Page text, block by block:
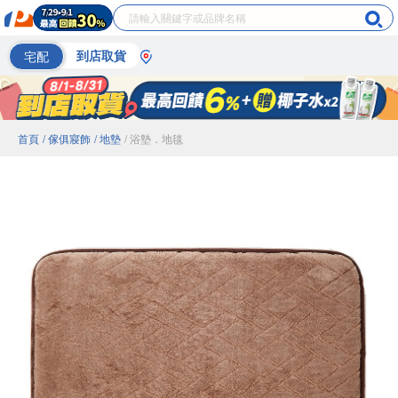
宅配 到店取貨
首頁 / 傢俱寢飾 / 地墊 / 浴墊．地毯